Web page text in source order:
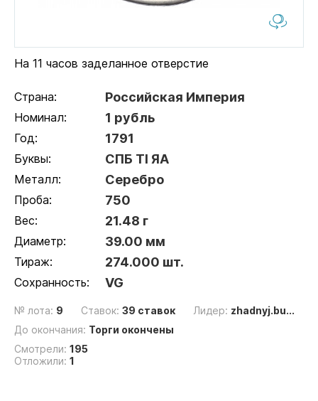
На 11 часов заделанное отверстие
Страна: Российская Империя
Номинал: 1 рубль
Год: 1791
Буквы: СПБ ТI ЯА
Металл: Серебро
Проба: 750
Вес: 21.48 г
Диаметр: 39.00 мм
Тираж: 274.000 шт.
Сохранность: VG
№ лота: 9 Ставок: 39 ставок Лидер: zhadnyj.bu...
До окончания: Торги окончены
Смотрели: 195
Отложили: 1